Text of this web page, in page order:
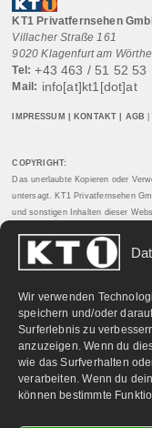
Wir verwenden
speichern und/oder
Surferlebnis zu
anzuzeigen. Wenn du
wie das Surfverhalten
verarbeiten. Wenn du
können bestimmte
KT1 Privatfernsehen
Villacher Straße 161
9020 Klagenfurt am
Tel: +43 463 / 51 52 53
Mail: info[at]kt1[dot]at
IMPRESSUM KONTAKT AGB
COPYRIGHT:
Das unerlaubte Kopieren oder
untersagt. KT1 Privatfernsehen
und sonstigen Inhalten dieser
PARTNERLINKS: